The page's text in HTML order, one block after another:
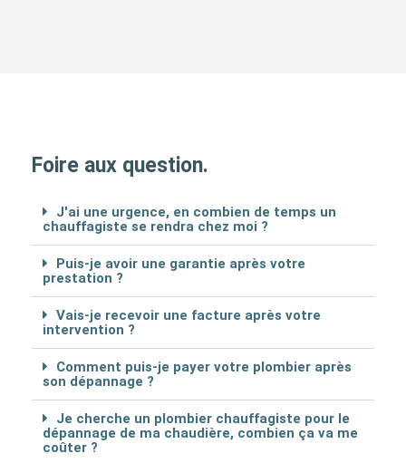
Foire aux question.
J'ai une urgence, en combien de temps un
chauffagiste se rendra chez moi ?
Puis-je avoir une garantie après votre
prestation ?
Vais-je recevoir une facture après votre
intervention ?
Comment puis-je payer votre plombier après
son dépannage ?
Je cherche un plombier chauffagiste pour le
dépannage de ma chaudière, combien ça va me
coûter ?